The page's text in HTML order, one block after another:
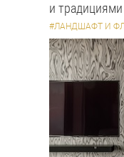
и
#ЛАНДШАФТ И